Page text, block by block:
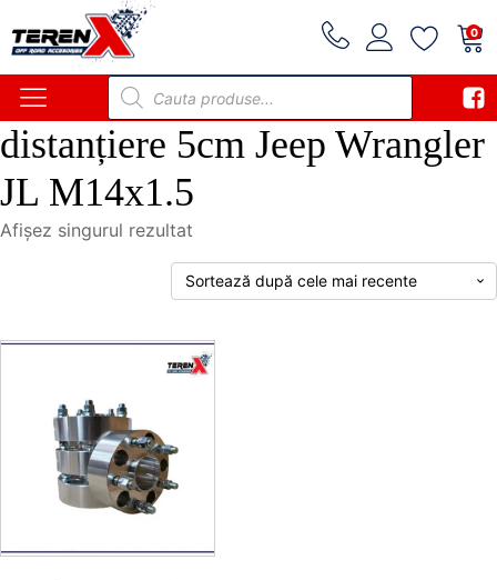
0
Products
search
distanțiere 5cm Jeep Wrangler
JL M14x1.5
Afișez singurul rezultat